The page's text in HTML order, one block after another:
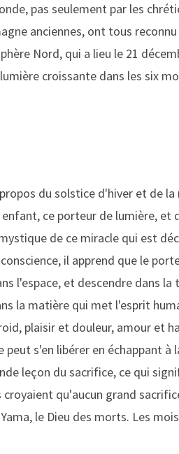
pas seulement par les
anciennes, ont tous reconnu
Nord, qui a lieu le 21
croissante dans les six
du solstice d'hiver et de la
ce porteur de lumière, et
de ce miracle qui est
il apprend que le
l'espace, et descendre dans la
la matière qui met l'esprit
plaisir et douleur, amour et
s'en libérer en échappant à
leçon du sacrifice, ce qui
qu'aucun grand
le Dieu des morts. Les